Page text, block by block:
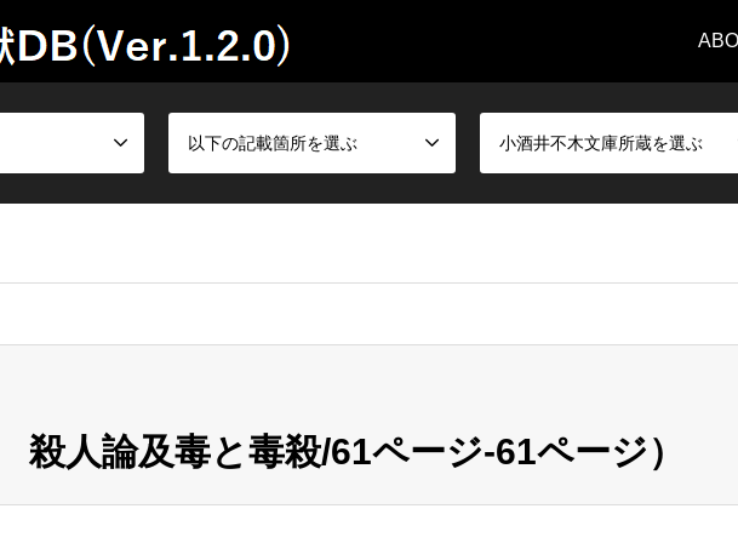
以下の記載箇所を選ぶ 小酒井不木文庫所蔵を選ぶ
人論及毒と毒殺/61ページ-61ページ）